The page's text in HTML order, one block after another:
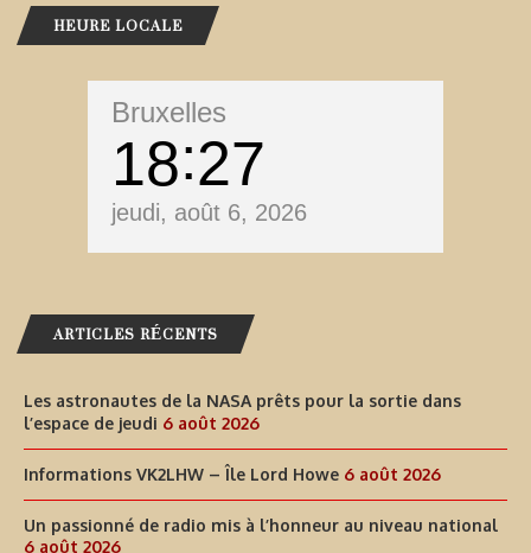
HEURE LOCALE
Bruxelles
18 28
jeudi, août 6, 2026
ARTICLES RÉCENTS
Les astronautes de la NASA prêts pour la sortie dans
l’espace de jeudi 6 août 2026
Informations VK2LHW – Île Lord Howe 6 août 2026
Un passionné de radio mis à l’honneur au niveau national
6 août 2026